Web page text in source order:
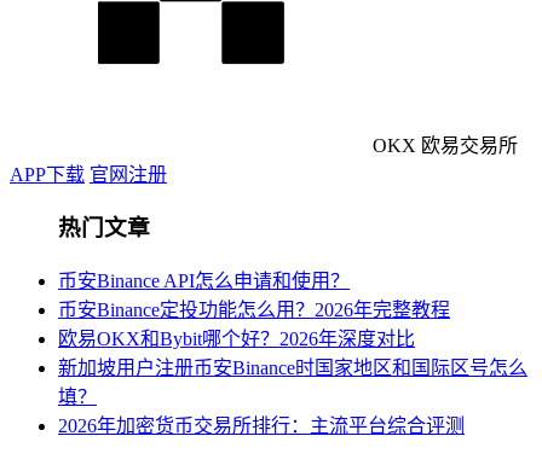
OKX 欧易交易所
APP下载 官网注册
热门文章
币安Binance API怎么申请和使用？
币安Binance定投功能怎么用？2026年完整教程
欧易OKX和Bybit哪个好？2026年深度对比
新加坡用户注册币安Binance时国家地区和国际区号怎么
填？
2026年加密货币交易所排行：主流平台综合评测